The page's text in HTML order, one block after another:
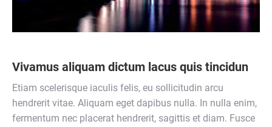
Vivamus aliquam dictum lacus quis tincidun
Etiam scelerisque iaculis felis, eu sollicitudin arcu
hendrerit vitae. Aliquam eget dapibus nulla. In nulla enim,
fermentum nec placerat hendrerit, sagittis et diam. Fusce